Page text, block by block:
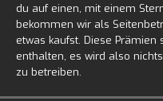
du auf einen, mit einem
bekommen wir als
etwas kaufst. Diese
enthalten, es wird also
zu betreiben.